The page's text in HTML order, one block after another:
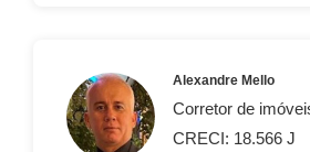
Alexandre Mello
Corretor de
CRECI: 18.566 J